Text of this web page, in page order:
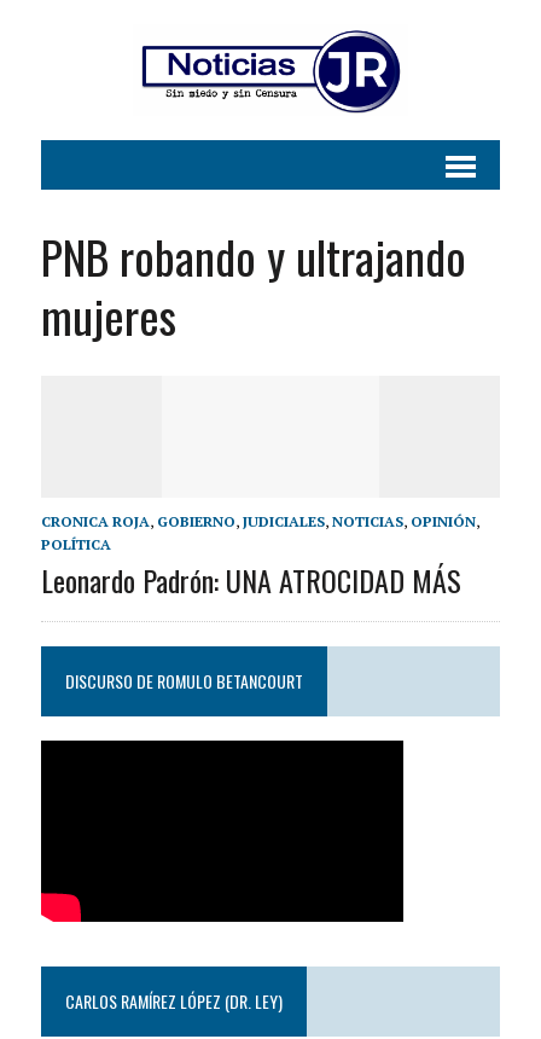
PNB robando y ultrajando
mujeres
CRONICA ROJA, GOBIERNO, JUDICIALES, NOTICIAS, OPINIÓN,
POLÍTICA
Leonardo Padrón: UNA ATROCIDAD MÁS
DISCURSO DE ROMULO BETANCOURT
CARLOS RAMÍREZ LÓPEZ (DR. LEY)